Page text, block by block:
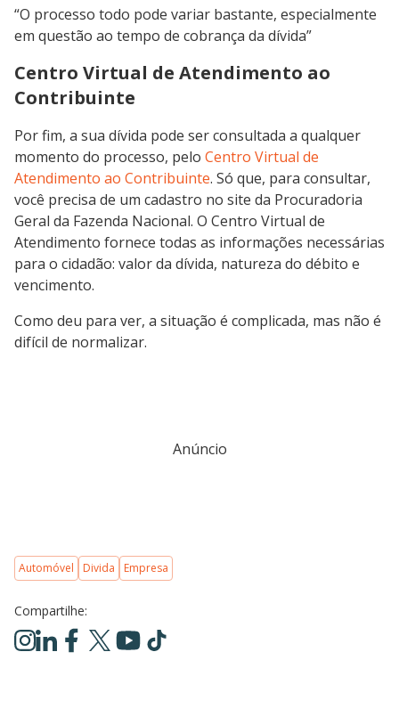
“O processo todo pode variar bastante, especialmente
em questão ao tempo de cobrança da dívida”
Centro Virtual de Atendimento ao
Contribuinte
Por fim, a sua dívida pode ser consultada a qualquer
momento do processo, pelo Centro Virtual de
Atendimento ao Contribuinte. Só que, para consultar,
você precisa de um cadastro no site da Procuradoria
Geral da Fazenda Nacional. O Centro Virtual de
Atendimento fornece todas as informações necessárias
para o cidadão: valor da dívida, natureza do débito e
vencimento.
Como deu para ver, a situação é complicada, mas não é
difícil de normalizar.
Anúncio
Automóvel Divida Empresa
Compartilhe: